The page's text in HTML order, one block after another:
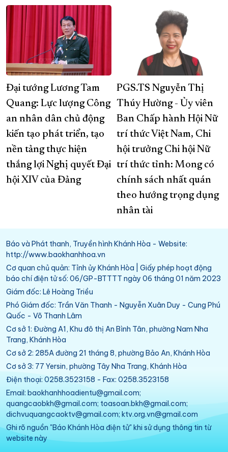
Đại tướng Lương Tam
Quang: Lực lượng Công
an nhân dân chủ động
kiến tạo phát triển, tạo
nền tảng thực hiện
thắng lợi Nghị quyết Đại
hội XIV của Đảng
PGS.TS Nguyễn Thị
Thúy Hường - Ủy viên
Ban Chấp hành Hội Nữ
trí thức Việt Nam, Chi
hội trưởng Chi hội Nữ
trí thức tỉnh: Mong có
chính sách nhất quán
theo hướng trọng dụng
nhân tài
Báo và Phát thanh, Truyền hình Khánh Hòa - Website:
http://www.baokhanhhoa.vn
Cơ quan chủ quản: Tỉnh ủy Khánh Hòa | Giấy phép hoạt động
báo chí điện tử số: 06/GP-BTTTT ngày 06 tháng 01 năm 2023
Giám đốc: Lê Hoàng Triều
Phó Giám đốc: Trần Văn Thanh - Nguyễn Xuân Duy - Cung Phú
Quốc - Võ Thanh Lâm
Cơ sở 1: Đường A1, Khu đô thị An Bình Tân, phường Nam Nha
Trang, Khánh Hòa
Cơ sở 2: 285A đường 21 tháng 8, phường Bảo An, Khánh Hòa
Cơ sở 3: 77 Yersin, phường Tây Nha Trang, Khánh Hòa
Điện thoại: 0258.3523158 - Fax: 0258.3523158
Email: baokhanhhoadientu@gmail.com;
quangcaobkh@gmail.com; toasoan.bkh@gmail.com;
dichvuquangcaoktv@gmail.com; ktv.org.vn@gmail.com
Ghi rõ nguồn "Báo Khánh Hòa điện tử" khi sử dụng thông tin từ
website này